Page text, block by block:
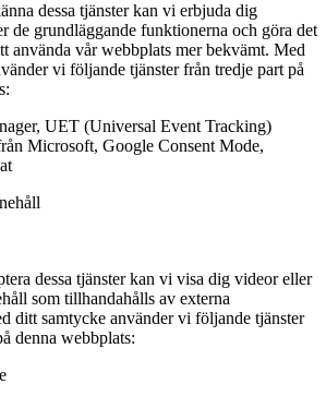
dessa tjänster kan vi erbjuda dig
de grundläggande funktionerna och göra det
använda vår webbplats mer bekvämt. Med
vi följande tjänster från tredje part på
UET (Universal Event Tracking)
Microsoft, Google Consent Mode,
dessa tjänster kan vi visa dig videor eller
som tillhandahålls av externa
ditt samtycke använder vi följande tjänster
denna webbplats: